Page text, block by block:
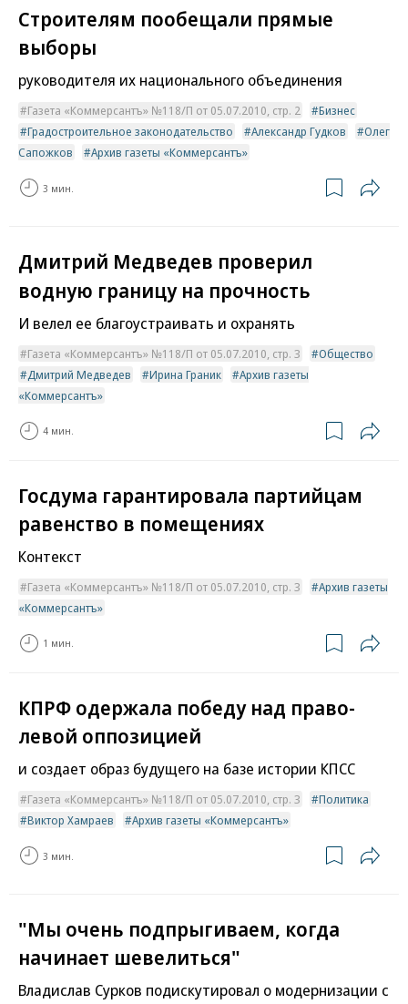
Строителям пообещали прямые
выборы
руководителя их национального объединения
Газета «Коммерсантъ» №118/П от 05.07.2010, стр. 2
Бизнес
Градостроительное законодательство
Александр Гудков
Олег
Сапожков
Архив газеты «Коммерсантъ»
3 мин.
Дмитрий Медведев проверил
водную границу на прочность
И велел ее благоустраивать и охранять
Газета «Коммерсантъ» №118/П от 05.07.2010, стр. 3
Общество
Дмитрий Медведев
Ирина Граник
Архив газеты
«Коммерсантъ»
4 мин.
Госдума гарантировала партийцам
равенство в помещениях
Контекст
Газета «Коммерсантъ» №118/П от 05.07.2010, стр. 3
Архив газеты
«Коммерсантъ»
1 мин.
КПРФ одержала победу над право-
левой оппозицией
и создает образ будущего на базе истории КПСС
Газета «Коммерсантъ» №118/П от 05.07.2010, стр. 3
Политика
Виктор Хамраев
Архив газеты «Коммерсантъ»
3 мин.
"Мы очень подпрыгиваем, когда
начинает шевелиться"
Владислав Сурков подискутировал о модернизации с